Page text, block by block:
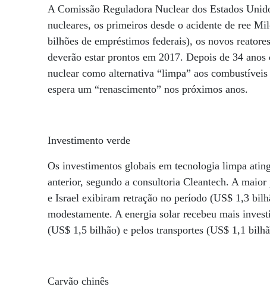
A Comissão Reguladora Nuclear dos Estados
nucleares, os primeiros desde o acidente de ree
bilhões de empréstimos federais), os novos
deverão estar prontos em 2017. Depois de 34
nuclear como alternativa “limpa” aos
espera um “renascimento” nos próximos anos.
Investimento verde
Os investimentos globais em tecnologia limpa
anterior, segundo a consultoria Cleantech. A
e Israel exibiram retração no período (US$ 1,3
modestamente. A energia solar recebeu mais
(US$ 1,5 bilhão) e pelos transportes (US$ 1,1
Carvão chinês